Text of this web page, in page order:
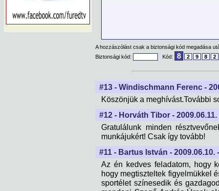
A hozzászólást csak a biztonsági kód megadása
Biztonsági kód:
Kód: 8 2 9 8 2
#13 - Windischmann Ferenc -
Köszönjük a meghívást.További
#12 - Horváth Tibor - 2009.06.11.
Gratulálunk minden
munkájukért! Csak így tovább!
#11 - Bartus István - 2009.06.10.
Az én kedves feladatom, hogy
hogy megtiszteltek figyelmükkel
sportélet színesedik és